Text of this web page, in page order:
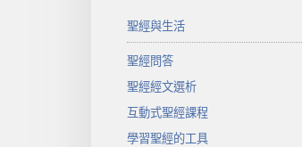
聖經與生活
聖經問答
聖經經文選析
互動式聖經課程
學習聖經的工具